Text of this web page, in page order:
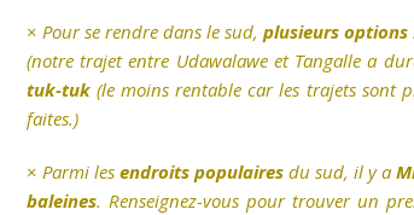
× Pour se rendre dans le sud,plusieurs options
(notre trajet entre Udawalawe et Tangalle a
tuk-tuk (le moins rentable car les trajets sont
faites.)
×Parmi lesendroits populaires du sud, il y a
baleines. Renseignez-vous pour trouver un